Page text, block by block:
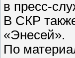
в пресс-
В СКР
«Энесей».
По